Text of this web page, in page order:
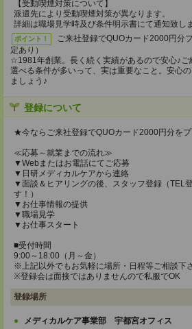
【受動喫煙対策について】
派遣先により受動喫煙対策が異なります。
詳細は職場見学時及び条件明示書にて通知致しま
ポイント！
ご来社登録でQUOカード2000円分
定あり）
☆1981年創業。長く続く実績があるので安心♪ご
選べる条件が多いって、実は重要なこと。安心
ましょう♪
登録について
★今ならご来社登録でQUOカード2000円分を
≪応募～就業までの流れ≫
▼Webまたはお電話にてご応募
▼日研メディカルケアから連絡
▼面談＆ヒアリングの後、スタッフ登録（TEL
す！）
▼お仕事情報の提供
▼職場見学
▼お仕事スタート
■受付時間
9:00～18:00（月～金）
※上記以外でもお気軽に場所・日程等ご相談下
※登録会は面接ではありませんので私服でOK
登録場所
メディカルケア事業部 宇都宮オフィス